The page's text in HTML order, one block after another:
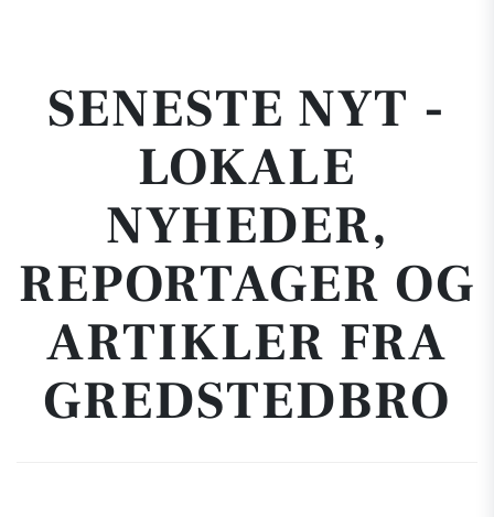
SENESTE NYT -
LOKALE
NYHEDER,
REPORTAGER OG
ARTIKLER FRA
GREDSTEDBRO